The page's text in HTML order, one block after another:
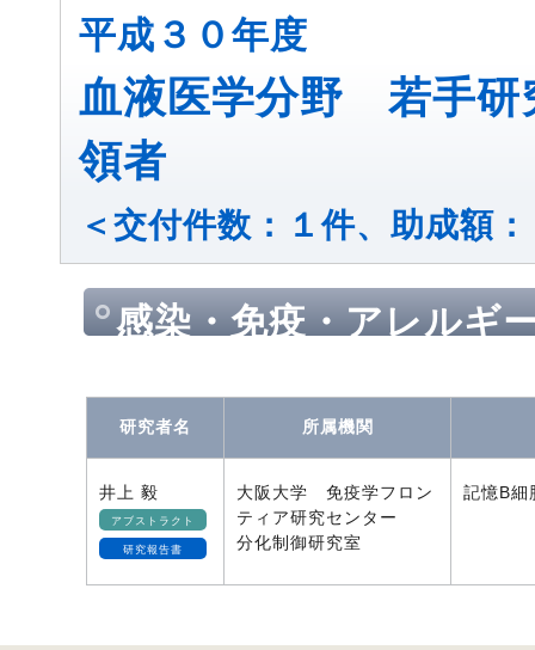
平成３０年度
血液医学分野 若手研
領者
＜交付件数：１件、助成額
感染・免疫・アレルギ
研究者名 所属機関
井上 毅
アブストラクト
研究報告書
大阪大学 免疫学フロン
ティア研究センター
分化制御研究室
記憶B細